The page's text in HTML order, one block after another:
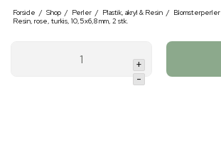
Forside / Shop / Perler / Plastik, akryl & Resin / Blomsterperler
Resin, rose, turkis, 10,5x6,8 mm, 2 stk.
+
-